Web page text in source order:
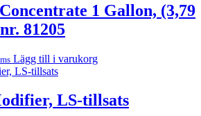
1 Gallon, (3,79
81205
Lägg till i varukorg
LS-tillsats